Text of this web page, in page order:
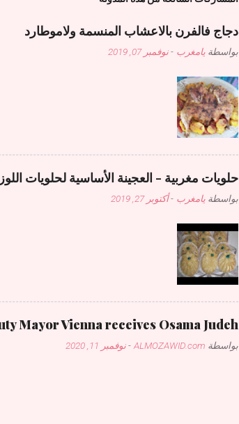
دجاج فالفرن بالاعشاب المنسمة ولاموطارد
بواسطة يامغرب -نوفمبر 07, 2019
حلويات مغربية - العجينة الأساسية لحلويات اللوز
بواسطة يامغرب -أكتوبر 27, 2019
Mayor Vienna receives Osama Judeh
بواسطة ALMOZAWID.com
-نوفمبر 11, 2020